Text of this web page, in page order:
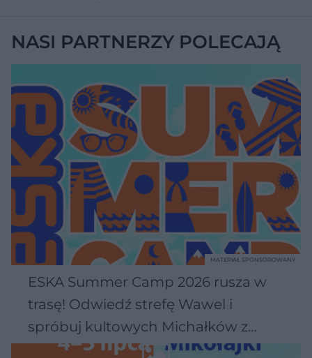
NASI PARTNERZY POLECAJĄ
ESKA Summer Camp 2026 rusza w
trasę! Odwiedź strefę Wawel i
spróbuj kultowych Michałków z
Wawelu
MATERIAŁ SPONSOROWANY